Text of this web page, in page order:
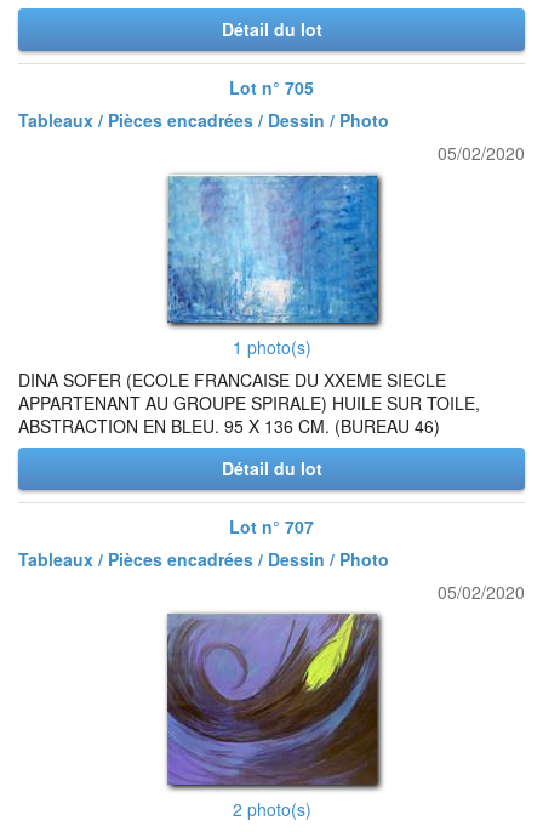
Détail du lot
Lot n° 705
Tableaux / Pièces encadrées / Dessin / Photo
05/02/2020
1 photo(s)
DINA SOFER (ECOLE FRANCAISE DU XXEME SIECLE
APPARTENANT AU GROUPE SPIRALE) HUILE SUR TOILE,
ABSTRACTION EN BLEU. 95 X 136 CM. (BUREAU 46)
Détail du lot
Lot n° 707
Tableaux / Pièces encadrées / Dessin / Photo
05/02/2020
2 photo(s)